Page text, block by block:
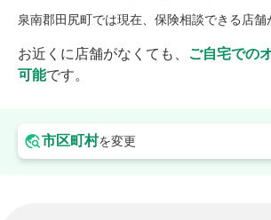
泉南郡田尻町では現在、保険相談できる店舗
お近くに店舗がなくても、 ご自宅での
可能です。
市区町村を変更